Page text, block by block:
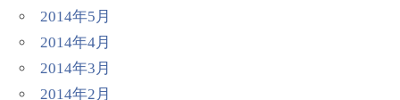
2014年5月
2014年4月
2014年3月
2014年2月